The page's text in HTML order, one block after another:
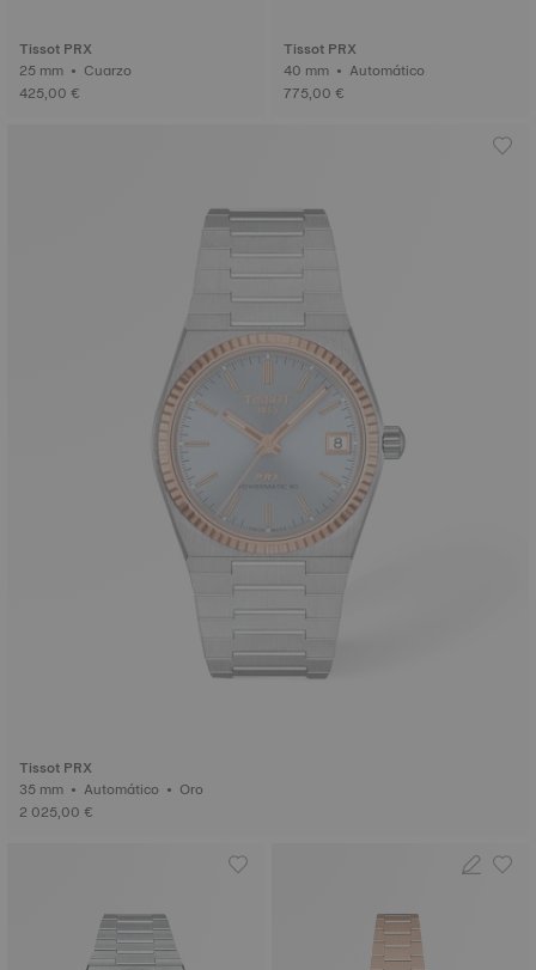
Tissot PRX
25 mm • Cuarzo
425,00 €
Tissot PRX
40 mm • Automático
775,00 €
Tissot PRX
35 mm • Automático • Oro
2 025,00 €